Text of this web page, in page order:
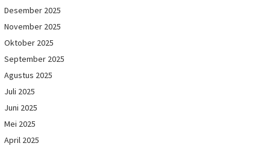
Desember 2025
November 2025
Oktober 2025
September 2025
Agustus 2025
Juli 2025
Juni 2025
Mei 2025
April 2025